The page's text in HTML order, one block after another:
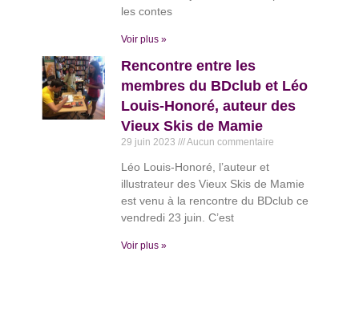
les contes
Voir plus »
Rencontre entre les
membres du BDclub et Léo
Louis-Honoré, auteur des
Vieux Skis de Mamie
29 juin 2023 Aucun commentaire
Léo Louis-Honoré, l’auteur et
illustrateur des Vieux Skis de Mamie
est venu à la rencontre du BDclub ce
vendredi 23 juin. C’est
Voir plus »